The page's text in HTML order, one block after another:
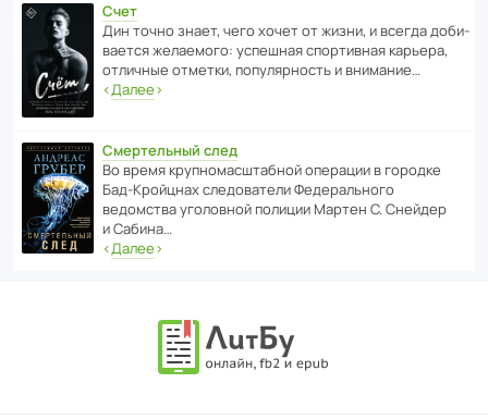
Счет
Дин точно знает, чего хочет от жизни, и всегда доби­
ва­ется жела­е­мого: успе­шная спор­ти­вная карьера,
отли­чные отметки, попу­ля­р­ность и внимание…
‹Далее›
Смертельный след
Во время круп­но­мас­ш­та­бной операции в городке
Бад‑Крой­цнах следо­ва­тели Феде­раль­ного
ведомства уголо­вной полиции Мартен С. Снейдер
и Сабина…
‹Далее›